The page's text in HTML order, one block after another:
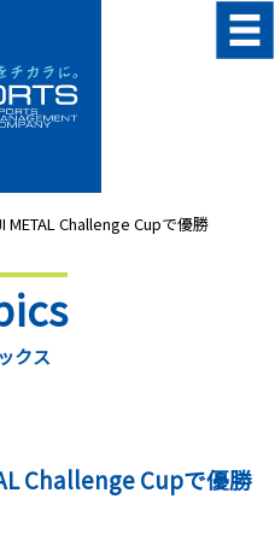
METAL Challenge Cupで優勝
クス
Challenge Cupで優勝